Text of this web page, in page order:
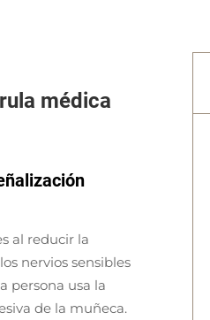
médica
al reducir la
nervios sensibles
persona usa la
de la muñeca.